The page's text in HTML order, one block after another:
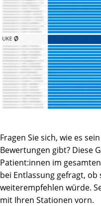
Fragen Sie sich, wie es
Bewertungen gibt? Diese
Patient:innen im
bei Entlassung gefragt,
weiterempfehlen würde.
mit Ihren Stationen vorn.